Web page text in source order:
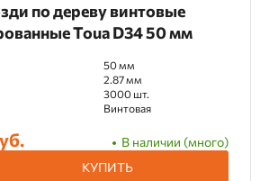
по дереву винтовые
Toua D34 50 мм
50 мм
2.87 мм
3000 шт.
Винтовая
В наличии (много)
КУПИТЬ